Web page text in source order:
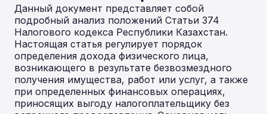
Данный документ представляет собой
подробный анализ положений Статьи 374
Налогового кодекса Республики Казахстан.
Настоящая статья регулирует порядок
определения дохода физического лица,
возникающего в результате безвозмездного
получения имущества, работ или услуг, а также
при определенных финансовых операциях,
приносящих выгоду налогоплательщику без